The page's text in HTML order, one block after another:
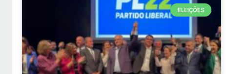
ELEIÇÕES